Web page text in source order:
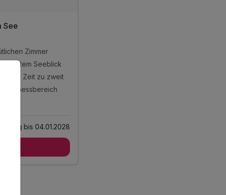
See
Zimmer
Seeblick
Zeit zu zweit
Wellnessbereich
Zimmer
Seeblick
Zeit zu zweit
Wellnessbereich
check out
Gültig bis 04.01.2028